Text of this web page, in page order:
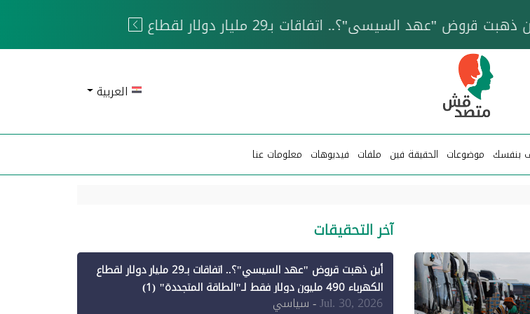
تتبع شبكة ناقلات وقود تخدم الحوثيين
العربية
بنفسك موضوعات الحقيقة فين ملفات فيديوهات معلومات عنا
آخر التحقيقات
أين ذهبت قروض "عهد السيسي"؟.. اتفاقات بـ29 مليار دولار لقطاع
الكهرباء 490 مليون دولار فقط لـ"الطاقة المتجددة" (1)
Jul. 30, 2026- سياسي